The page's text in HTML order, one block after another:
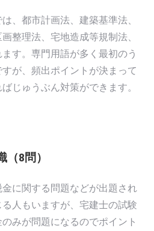
、都市計画法、建築基準法、
整理法、宅地造成等規制法、
す。専門用語が多く最初のう
が、頻出ポイントが決まって
じゅうぶん対策ができます。
8問）
に関する問題などが出題され
人もいますが、宅建士の試験
みが問題になるのでポイント